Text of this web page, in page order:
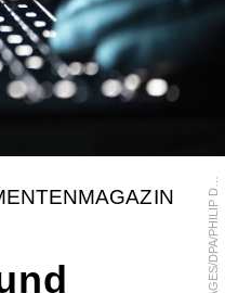
A
P
A
-
I
M
A
G
E
S
/
D
P
A
/
P
H
I
L
I
P
D
U
L
I
A
N